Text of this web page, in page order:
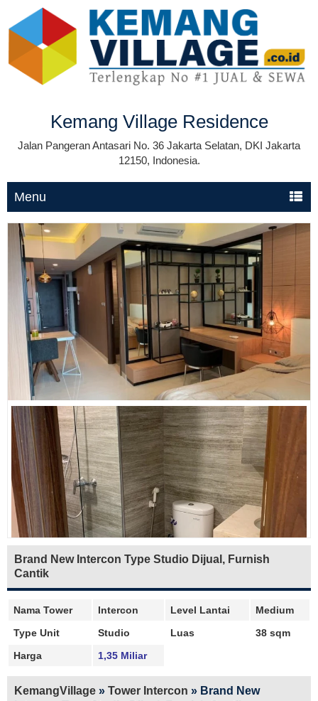
Kemang Village Residence
Jalan Pangeran Antasari No. 36 Jakarta Selatan, DKI Jakarta
12150, Indonesia.
Menu
Brand New Intercon Type Studio Dijual, Furnish
Cantik
Nama Tower Intercon Level Lantai
Medium
Type Unit
Studio Luas
38 sqm
Harga
1,35 Miliar
KemangVillage » Tower Intercon » Brand New